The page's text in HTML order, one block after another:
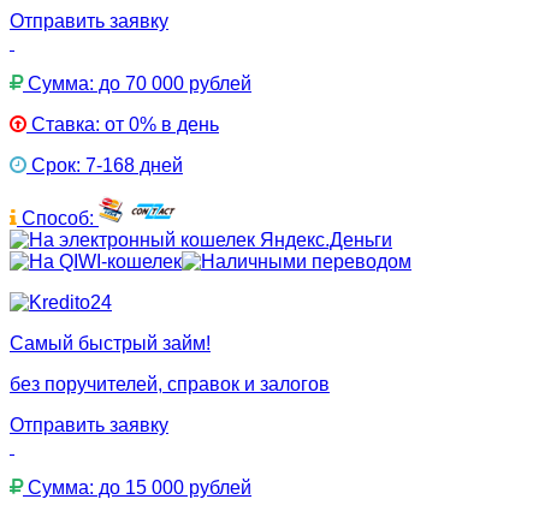
Отправить заявку
Сумма: до 70 000 рублей
Ставка: от 0% в день
Срок: 7-168 дней
Способ:
Самый быстрый займ!
без поручителей, справок и залогов
Отправить заявку
Сумма: до 15 000 рублей